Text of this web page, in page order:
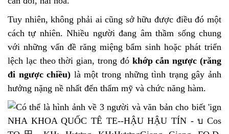
Tuy nhiên, không phải ai cũng sở hữu được điều đó một
cách tự nhiên. Nhiều người đang âm thầm sống chung
với những vấn đề răng miệng bẩm sinh hoặc phát triển
lệch lạc theo thời gian, trong đó khớp cắn ngược (răng
đi ngược chiều) là một trong những tình trạng gây ảnh
hưởng nặng nề nhất đến thẩm mỹ và chức năng hàm.